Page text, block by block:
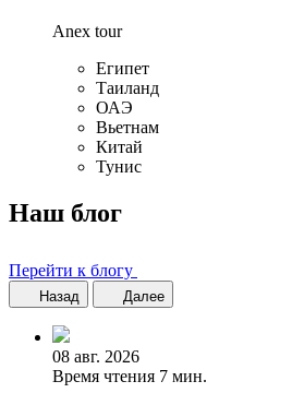
Anex tour
Египет
Таиланд
ОАЭ
Вьетнам
Китай
Тунис
Наш блог
Перейти к блогу
Назад Далее
08 авг. 2026
Время чтения 7 мин.